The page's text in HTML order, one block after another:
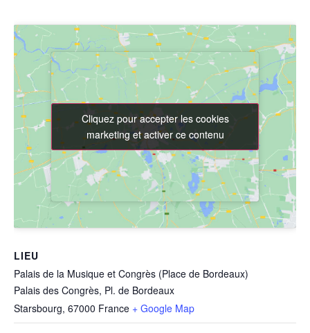
LIEU
Palais de la Musique et Congrès (Place de Bordeaux)
Palais des Congrès, Pl. de Bordeaux
Starsbourg, 67000 France + Google Map
Cliquez pour accepter les cookies
marketing et activer ce contenu
Cliquez pour accepter les cookies
marketing et activer ce contenu